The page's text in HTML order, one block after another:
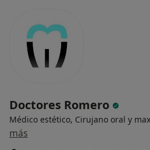
Doctores Romero
Médico estético, Cirujano oral y
más